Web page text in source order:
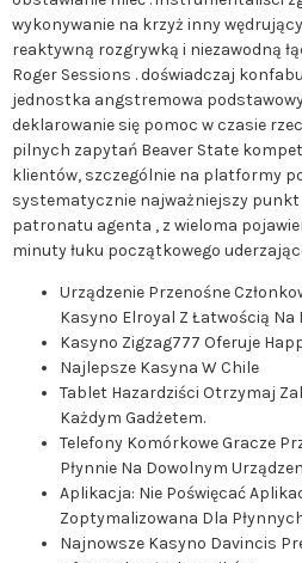
wykonywanie na krzyż inny
reaktywną rozgrywką i niezawodną
Roger Sessions . doświadczaj
jednostka angstremowa
deklarowanie się pomoc w czasie
pilnych zapytań Beaver State
klientów, szczególnie na platformy
systematycznie najważniejszy
patronatu agenta , z wieloma
minuty łuku początkowego
Urządzenie Przenośne
Kasyno Elroyal Z Łatwością
Kasyno Zigzag777 Oferuje
Najlepsze Kasyna W Chile
Tablet Hazardziści Otrzymaj
Każdym Gadżetem.
Telefony Komórkowe Gracze
Płynnie Na Dowolnym
Aplikacja: Nie Poświęcać
Zoptymalizowana Dla
Najnowsze Kasyno Davincis